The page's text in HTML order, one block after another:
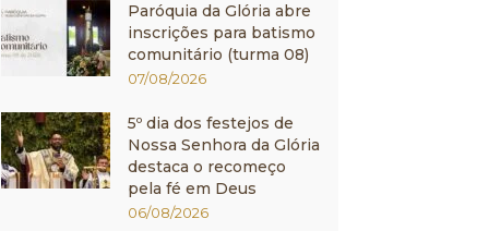
Paróquia da Glória abre
inscrições para batismo
comunitário (turma 08)
07/08/2026
5º dia dos festejos de
Nossa Senhora da Glória
destaca o recomeço
pela fé em Deus
06/08/2026